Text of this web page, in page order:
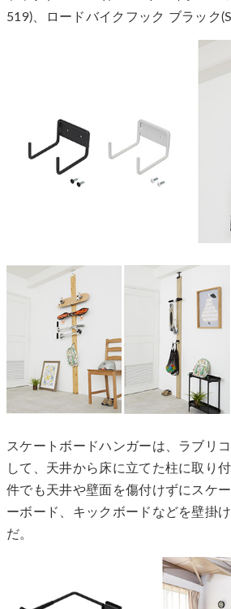
519)、ロードバイクフック ブラック
スケートボードハンガーは、ラブリ
して、天井から床に立てた柱に取り
件でも天井や壁面を傷付けずにスケ
ーボード、キックボードなどを壁掛
だ。